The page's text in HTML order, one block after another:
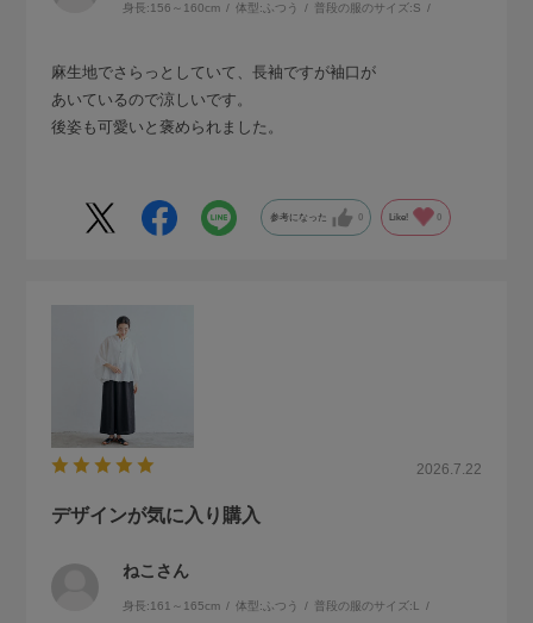
身長:156～160cm 体型: ふつう 普段の服のサイズ:S
麻生地でさらっとしていて、長袖ですが袖口が
あいているので涼しいです。
後姿も可愛いと褒められました。
参考になった 0 Like! 0
2026.7.22
デザインが気に入り購入
ねこさん
身長:161～165cm 体型: ふつう 普段の服のサイズ:L